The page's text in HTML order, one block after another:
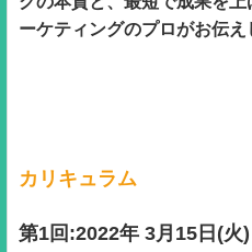
ーケティングのプロがお伝え
カリキュラム
第1回:2022年 3月15日(火)